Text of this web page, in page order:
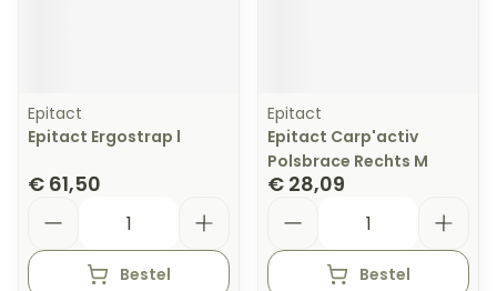
Epitact
Epitact Ergostrap l
€ 61,50
Bestel
Epitact
Epitact Carp'activ
Polsbrace Rechts M
€ 28,09
Bestel